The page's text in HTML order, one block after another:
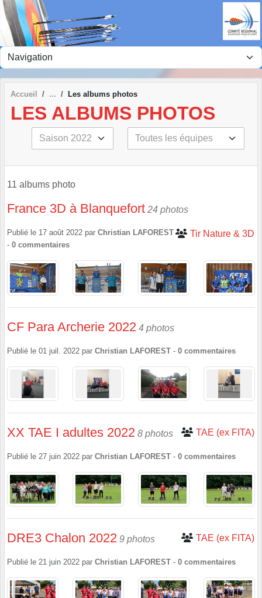
Accueil Les albums photos
LES ALBUMS PHOTOS
11 albums photo
France 3D à Blanquefort 24 photos
Tir Nature & 3D
Publié le 17 août 2022 par Christian LAFOREST
- 0 commentaires
CF Para Archerie 2022 4 photos
Publié le 01 juil. 2022 par Christian LAFOREST - 0 commentaires
XX TAE I adultes 2022 8 photos TAE (ex FITA)
Publié le 27 juin 2022 par Christian LAFOREST - 0 commentaires
DRE3 Chalon 2022 9 photos TAE (ex FITA)
Publié le 21 juin 2022 par Christian LAFOREST - 0 commentaires
Panneau de gestion des cookies